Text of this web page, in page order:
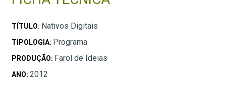
TÍTULO: Nativos Digitais
TIPOLOGIA: Programa
PRODUÇÃO: Farol de Ideias
ANO: 2012